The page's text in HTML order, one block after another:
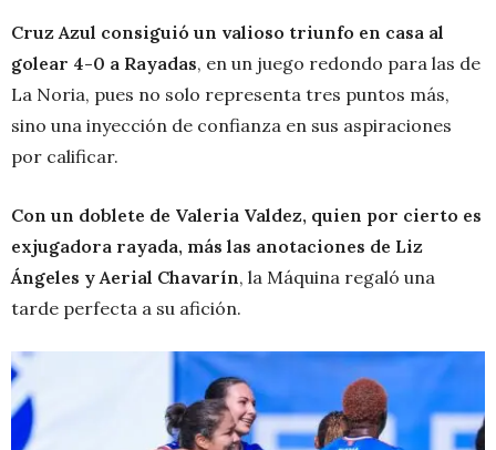
Cruz Azul consiguió un valioso triunfo en casa al
golear 4-0 a Rayadas, en un juego redondo para las de
La Noria, pues no solo representa tres puntos más,
sino una inyección de confianza en sus aspiraciones
por calificar.
Con un doblete de Valeria Valdez, quien por cierto es
exjugadora rayada, más las anotaciones de Liz
Ángeles y Aerial Chavarín, la Máquina regaló una
tarde perfecta a su afición.